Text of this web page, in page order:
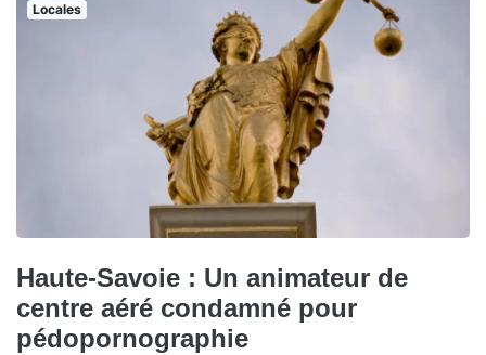
Locales
Haute-Savoie : Un animateur de
centre aéré condamné pour
pédopornographie